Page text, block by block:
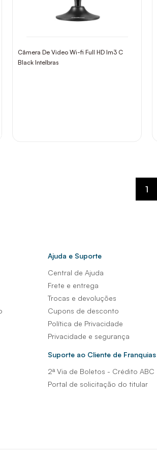
Câmera De Vídeo Wi-fi Full HD Im3 C
Black Intelbras
1
Ajuda e Suporte
Central de Ajuda
Frete e entrega
Trocas e devoluções
Cupons de desconto
Política de Privacidade
Privacidade e segurança
Suporte ao Cliente de Franquias
2ª Via de Boletos - Crédito ABC
Portal de solicitação do titular